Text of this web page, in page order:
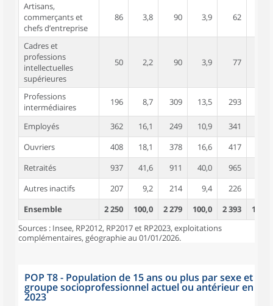
Artisans,
commerçants et
chefs d’entreprise
86 3,8 90 3,9 62
Cadres et
professions
intellectuelles
supérieures
50 2,2 90 3,9 77
Professions
intermédiaires
196 8,7 309 13,5 293
Employés 362 16,1 249 10,9 341
Ouvriers
408 18,1 378 16,6 417
Retraités
937 41,6 911 40,0 965
Autres inactifs
207 9,2 214 9,4 226
Ensemble
2 250 100,0 2 279 100,0 2 393
100,0
Sources : Insee, RP2012, RP2017 et RP2023, exploitations
complémentaires, géographie au 01/01/2026.
POP T8 - Population de 15 ans ou plus par sexe et
groupe socioprofessionnel actuel ou antérieur en
2023